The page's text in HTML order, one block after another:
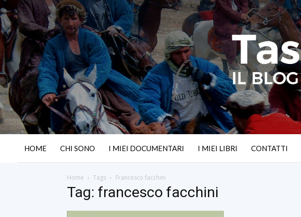
HOME CHI SONO I MIEI DOCUMENTARI I MIEI LIBRI CONTATTI
Home Tags Francesco facchini
Tag: francesco facchini